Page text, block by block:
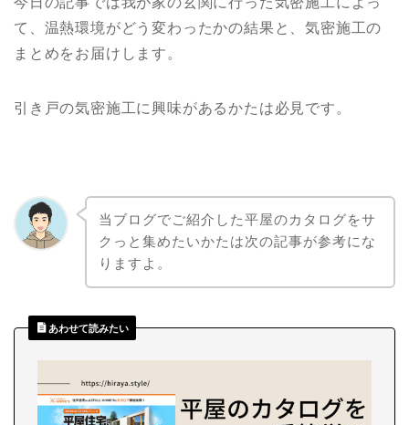
て、温熱環境がどう変わったかの結果と、気密施工の
まとめをお届けします。
引き戸の気密施工に興味があるかたは必見です。
当ブログでご紹介した平屋のカタログをサ
クっと集めたいかたは次の記事が参考にな
りますよ。
あわせて読みたい